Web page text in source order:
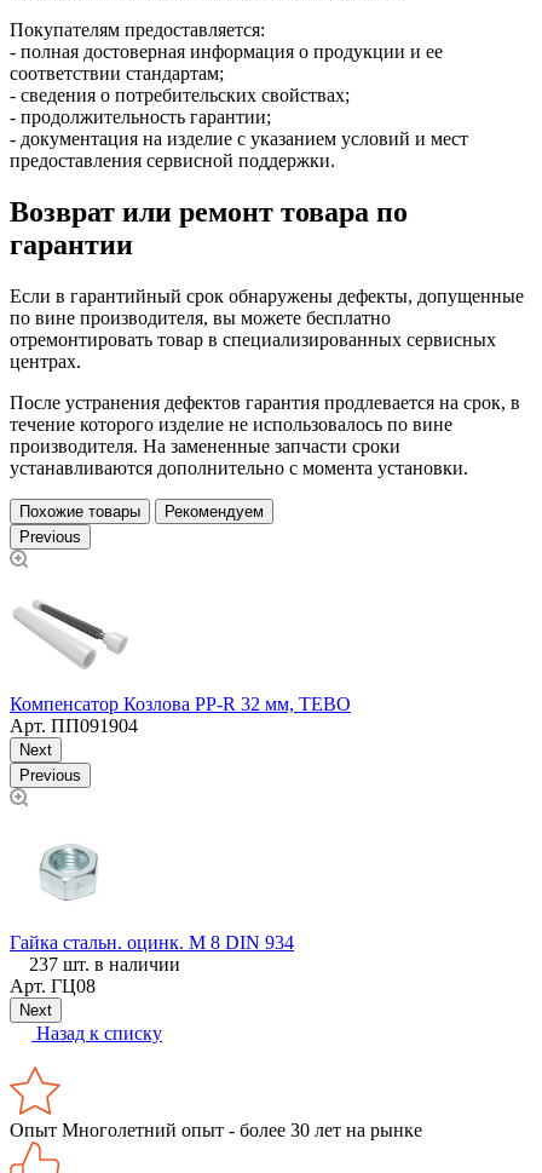
Покупателям предоставляется:
- полная достоверная информация о продукции и ее
соответствии стандартам;
- сведения о потребительских свойствах;
- продолжительность гарантии;
- документация на изделие с указанием условий и мест
предоставления сервисной поддержки.
Возврат или ремонт товара по
гарантии
Если в гарантийный срок обнаружены дефекты, допущенные
по вине производителя, вы можете бесплатно
отремонтировать товар в специализированных сервисных
центрах.
После устранения дефектов гарантия продлевается на срок, в
течение которого изделие не использовалось по вине
производителя. На замененные запчасти сроки
устанавливаются дополнительно с момента установки.
Похожие товары
Рекомендуем
Previous
Компенсатор Козлова PP-R 32 мм, TEBO
Арт. ПП091904
Next
Previous
Гайка стальн. оцинк. М 8 DIN 934
237 шт. в наличии
Арт. ГЦ08
Next
Назад к списку
Опыт Многолетний опыт - более 30 лет на рынке